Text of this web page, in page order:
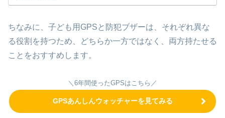
ちなみに、子ども用GPSと防犯ブザーは、それぞれ異な
る役割を持つため、どちらか一方ではなく、両方持たせる
ことをおすすめします。
＼6年間使ったGPSはこちら／
GPSあんしんウォッチャーを見てみる